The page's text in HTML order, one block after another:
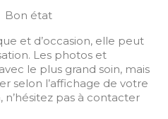
Bon état
et d’occasion, elle peut
Les photos et
le plus grand soin, mais
selon l’affichage de votre
pas à contacter